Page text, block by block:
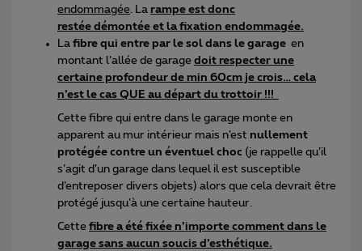
endommagée. La rampe est donc
restée démontée et la fixation endommagée.
La fibre qui entre par le sol dans le garage en
montant l’allée de garage doit respecter une
certaine profondeur de min 60cm je crois… cela
n’est le cas QUE au départ du trottoir !!!
Cette fibre qui entre dans le garage monte en
apparent au mur intérieur mais n’est nullement
protégée contre un éventuel choc (je rappelle qu’il
s’agit d’un garage dans lequel il est susceptible
d’entreposer divers objets) alors que cela devrait être
protégé jusqu’à une certaine hauteur.
Cette fibre a été fixée n’importe comment dans le
garage sans aucun soucis d’esthétique.